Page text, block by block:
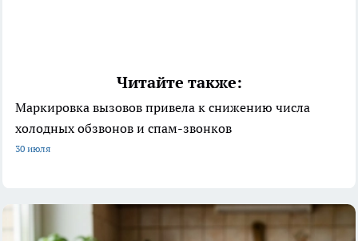
Читайте также:
Маркировка вызовов привела к снижению числа
холодных обзвонов и спам-звонков
30 июля